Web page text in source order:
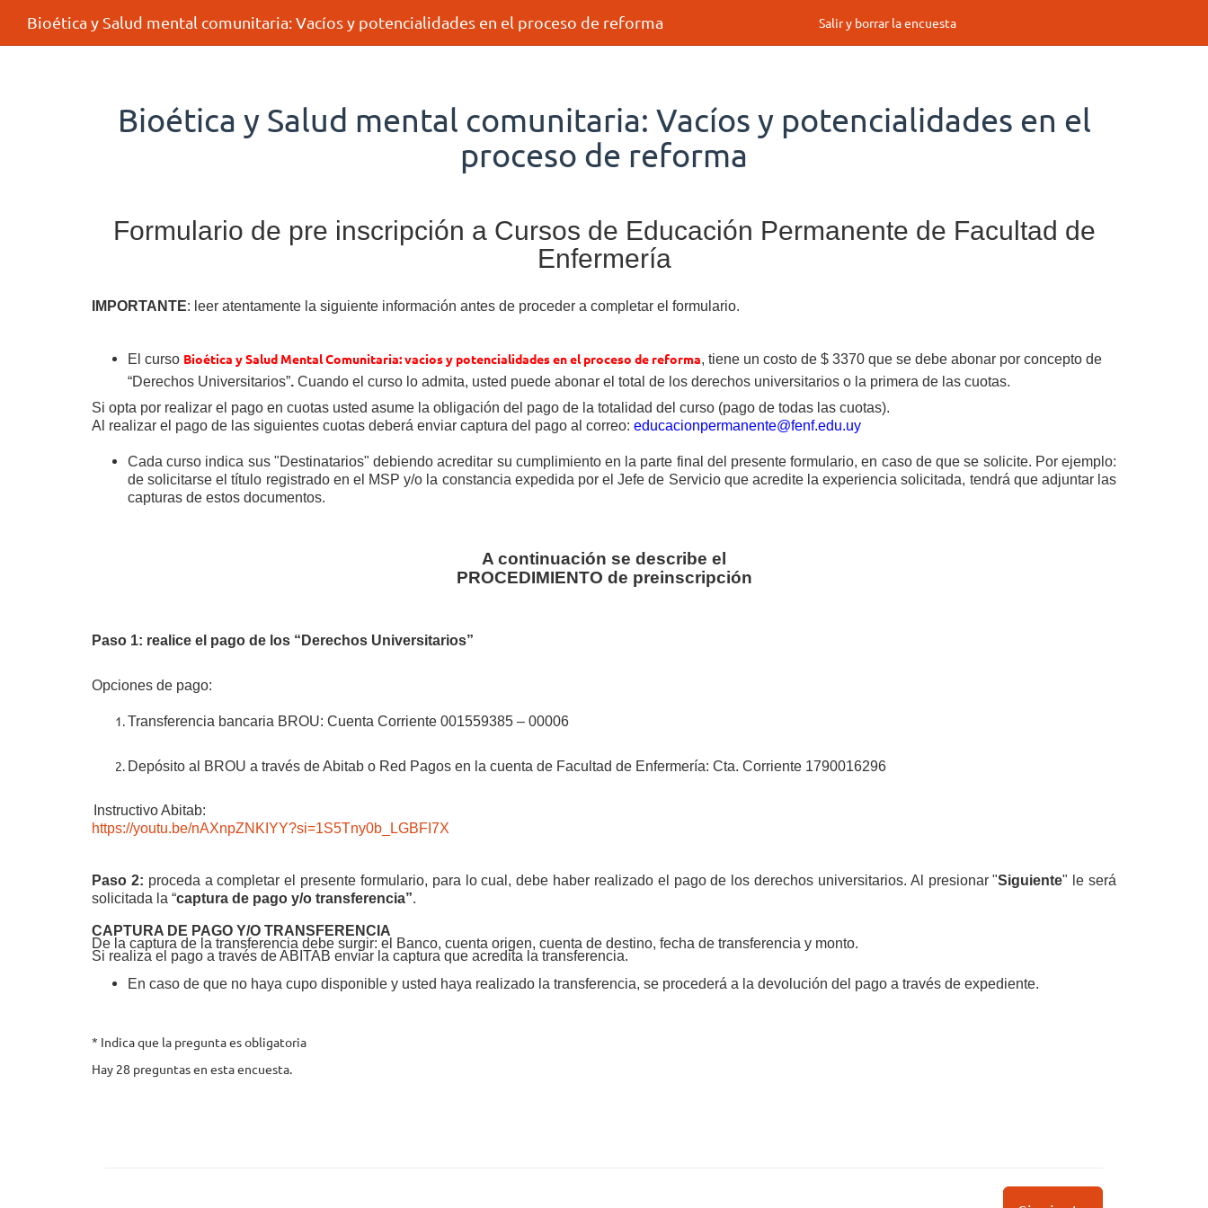
Bioética y Salud mental comunitaria: Vacíos y potencialidades en el proceso de reforma Salir y borrar la encuesta
Bioética y Salud mental comunitaria: Vacíos y potencialidades en el
proceso de reforma
Formulario de pre inscripción a Cursos de Educación Permanente de Facultad de
Enfermería
IMPORTANTE: leer atentamente la siguiente información antes de proceder a completar el formulario.
El curso Bioética y Salud Mental Comunitaria: vacios y potencialidades en el proceso de reforma, tiene un costo de $ 3370 que se debe abonar por concepto de
“Derechos Universitarios”. Cuando el curso lo admita, usted puede abonar el total de los derechos universitarios o la primera de las cuotas.
Si opta por realizar el pago en cuotas usted asume la obligación del pago de la totalidad del curso (pago de todas las cuotas).
Al realizar el pago de las siguientes cuotas deberá enviar captura del pago al correo: educacionpermanente@fenf.edu.uy
Cada curso indica sus "Destinatarios" debiendo acreditar su cumplimiento en la parte final del presente formulario, en caso de que se solicite. Por ejemplo:
de solicitarse el título registrado en el MSP y/o la constancia expedida por el Jefe de Servicio que acredite la experiencia solicitada, tendrá que adjuntar las
capturas de estos documentos.
A continuación se describe el
PROCEDIMIENTO de preinscripción
Paso 1: realice el pago de los “Derechos Universitarios”
Opciones de pago:
Transferencia bancaria BROU: Cuenta Corriente 001559385 – 00006
Depósito al BROU a través de Abitab o Red Pagos en la cuenta de Facultad de Enfermería: Cta. Corriente 1790016296
Instructivo Abitab:
https://youtu.be/nAXnpZNKIYY?si=1S5Tny0b_LGBFI7X
Paso 2: proceda a completar el presente formulario, para lo cual, debe haber realizado el pago de los derechos universitarios. Al presionar "Siguiente" le será
solicitada la “captura de pago y/o transferencia”.
CAPTURA DE PAGO Y/O TRANSFERENCIA
De la captura de la transferencia debe surgir: el Banco, cuenta origen, cuenta de destino, fecha de transferencia y monto.
Si realiza el pago a través de ABITAB enviar la captura que acredita la transferencia.
En caso de que no haya cupo disponible y usted haya realizado la transferencia, se procederá a la devolución del pago a través de expediente.
* Indica que la pregunta es obligatoria
Hay 28 preguntas en esta encuesta.